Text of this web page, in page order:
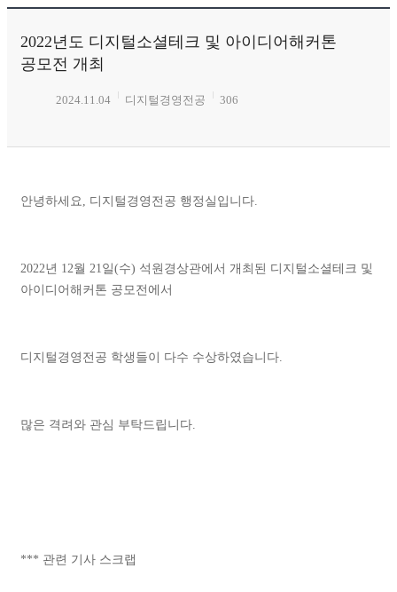
2022년도 디지털소셜테크 및 아이디어해커톤
공모전 개최
2024.11.04 디지털경영전공 306
안녕하세요, 디지털경영전공 행정실입니다.
2022년 12월 21일(수) 석원경상관에서 개최된 디지털소셜테크 및
아이디어해커톤 공모전에서
디지털경영전공 학생들이 다수 수상하였습니다.
많은 격려와 관심 부탁드립니다.
*** 관련 기사 스크랩